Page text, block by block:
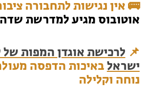
🚌 אין נגישות לתחבורה
אוטובוס מגיע למדרשת
📌לרכישת אוגדן המפות של
ישראל באיכות הדפסה
נוחה וקלילה